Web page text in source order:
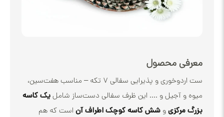
محصول
ست اردوخوری و پذیرایی سفالی ۷ تکه – مناسب هفت‌سین،
آجیل و .... این ظرف سفالی دست‌ساز شاملیک کاسه
وشش کاسه کوچک اطراف آناست که هم